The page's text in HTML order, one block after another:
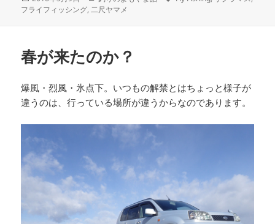
e
o
o
k
l
稿
テ
フライフィッシング,二尺ヤマメ
春が来たのか？
爆風・烈風・氷点下。いつもの解禁とはちょっと様子が
違うのは、行っている場所が違うからなのであります。